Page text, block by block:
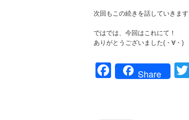
次回もこの続きを話していきます
ではでは、今回はこれにて！
ありがとうございました(・∀・)
Facebook
Share